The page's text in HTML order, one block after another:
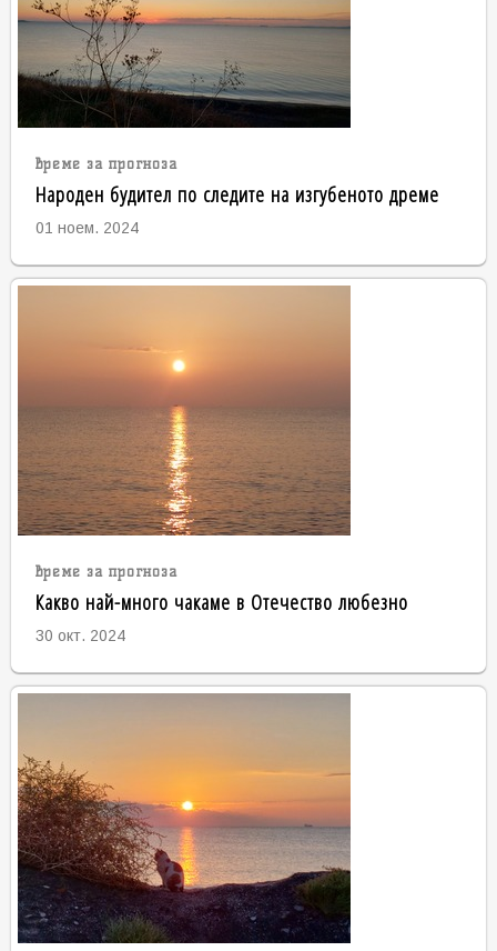
време за прогноза
Народен будител по следите на изгубеното дреме
01 ноем. 2024
време за прогноза
Какво най-много чакаме в Отечество любезно
30 окт. 2024